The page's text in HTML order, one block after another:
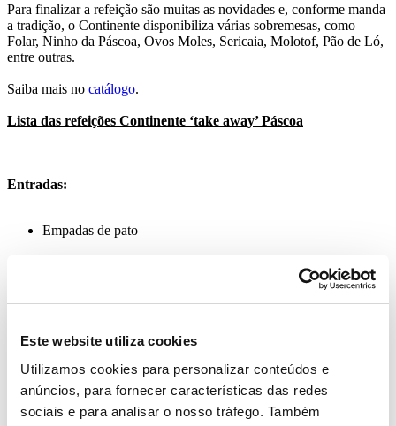
Este website utiliza cookies
Utilizamos cookies para personalizar conteúdos e
anúncios, para fornecer características das redes
sociais e para analisar o nosso tráfego. Também
Para finalizar a refeição são muitas as novidades e, conforme manda
a tradição, o Continente disponibiliza várias sobremesas, como
Folar, Ninho da Páscoa, Ovos Moles, Sericaia, Molotof, Pão de Ló,
entre outras.
Saiba mais no catálogo.
Lista das refeições Continente ‘take away’ Páscoa
Entradas:
Empadas de pato
Mini pastel de bacalhau
Mini coxa de frango